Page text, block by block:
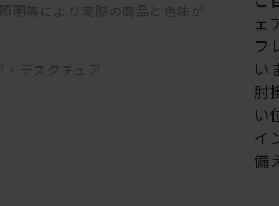
明等により実際の商品と色味が
・デスクチェア
ェ
フ
い
肘
い
イ
備